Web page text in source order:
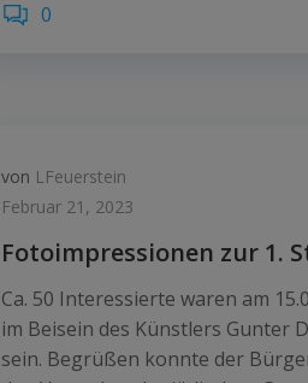
0
von LFeuerstein
Februar 21, 2023
Fotoimpressionen zur 1.
Ca. 50 Interessierte waren am
im Beisein des Künstlers Gunter
sein. Begrüßen konnte der